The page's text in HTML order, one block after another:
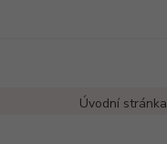
Úvodní stránka